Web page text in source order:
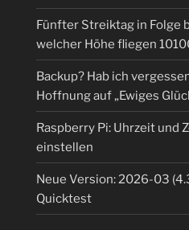
Fünfter Streiktag in Folge
welcher Höhe fliegen
Backup? Hab ich
Hoffnung auf „Ewiges
Raspberry Pi: Uhrzeit und
einstellen
Neue Version: 2026-03
Quicktest